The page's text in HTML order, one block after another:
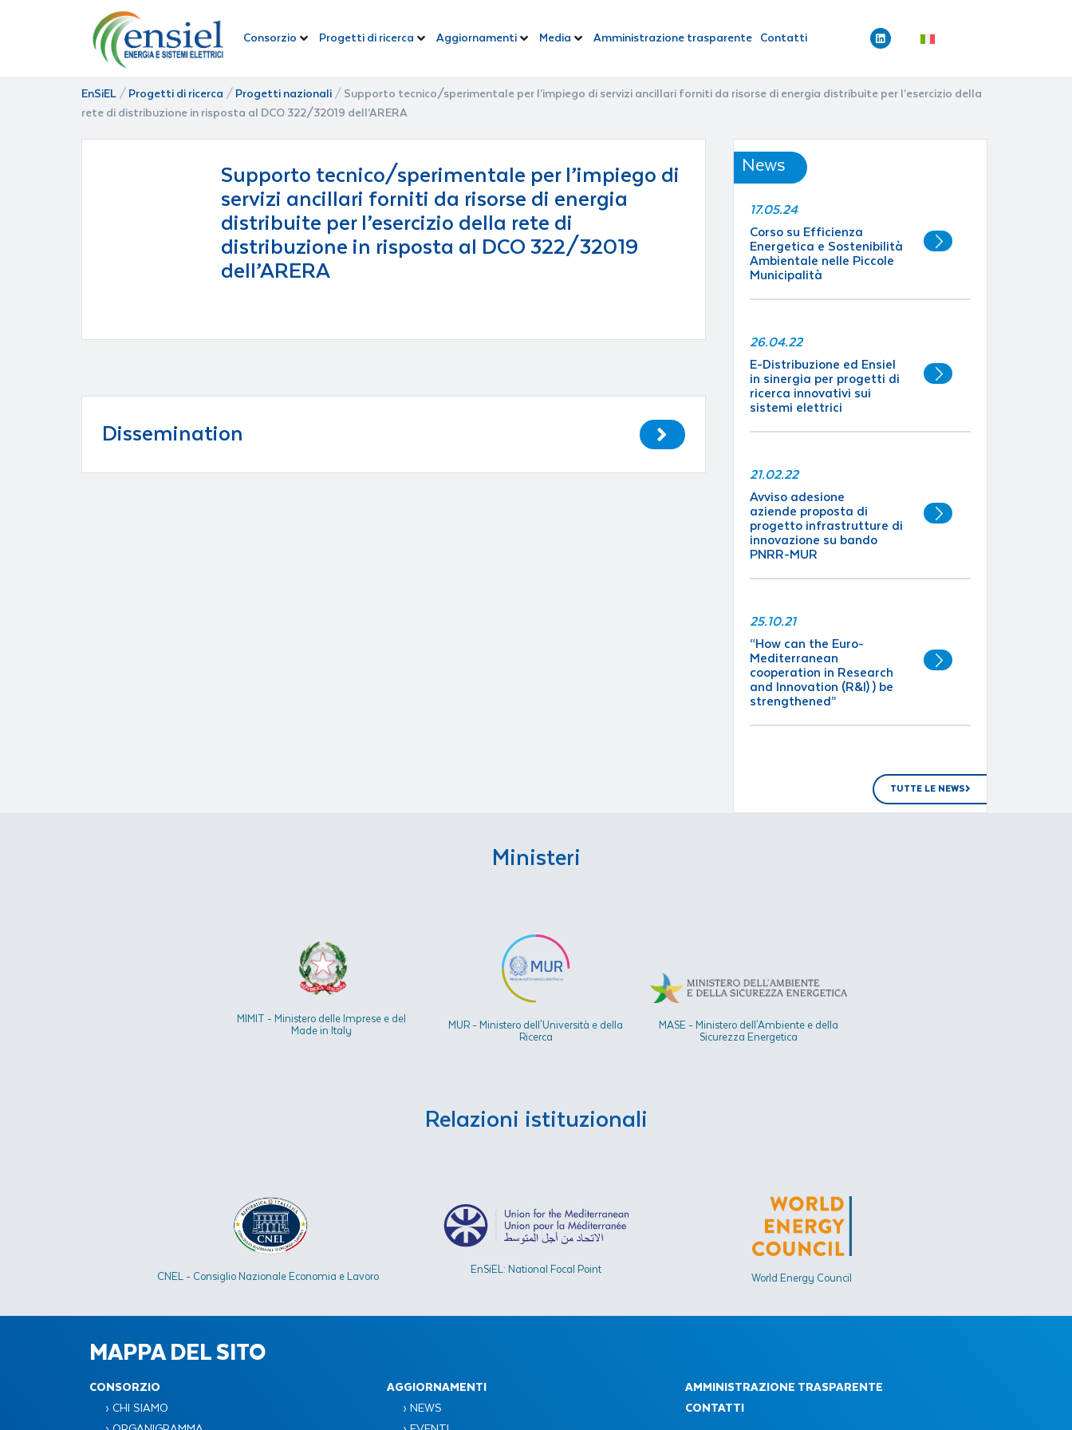
Consorzio Progetti di ricerca Aggiornamenti Media Amministrazione trasparente Contatti
EnSiEL / Progetti di ricerca / Progetti nazionali / Supporto tecnico/sperimentale per l’impiego di servizi ancillari forniti da risorse di energia distribuite per l’esercizio della
rete di distribuzione in risposta al DCO 322/32019 dell’ARERA
Supporto tecnico/sperimentale per l’impiego di
servizi ancillari forniti da risorse di energia
distribuite per l’esercizio della rete di
distribuzione in risposta al DCO 322/32019
dell’ARERA
Dissemination
News
17.05.24
Corso su Efficienza
Energetica e Sostenibilità
Ambientale nelle Piccole
Municipalità
26.04.22
E-Distribuzione ed Ensiel
in sinergia per progetti di
ricerca innovativi sui
sistemi elettrici
21.02.22
Avviso adesione
aziende proposta di
progetto infrastrutture di
innovazione su bando
PNRR-MUR
25.10.21
“How can the Euro-
Mediterranean
cooperation in Research
and Innovation (R&I) ) be
strengthened”
TUTTE LE NEWS
Ministeri
MIMIT - Ministero delle Imprese e del
Made in Italy
MUR - Ministero dell'Università e della
Ricerca
MASE - Ministero dell'Ambiente e della
Sicurezza Energetica​
Relazioni istituzionali
CNEL - Consiglio Nazionale Economia e Lavoro
EnSiEL: National Focal Point
World Energy Council
MAPPA DEL SITO
CONSORZIO
› CHI SIAMO
AGGIORNAMENTI
› NEWS
AMMINISTRAZIONE TRASPARENTE
CONTATTI